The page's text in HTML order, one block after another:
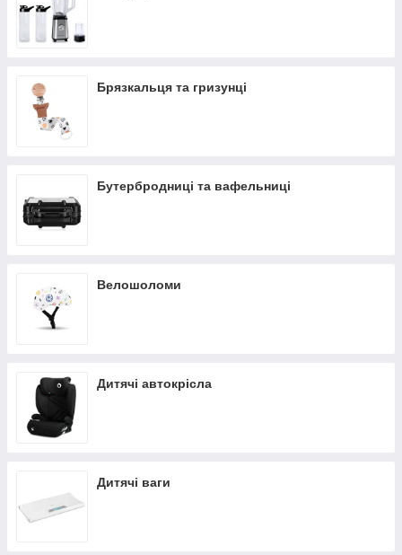
Брязкальця та гризунці
Бутербродниці та вафельниці
Велошоломи
Дитячі автокрісла
Дитячі ваги